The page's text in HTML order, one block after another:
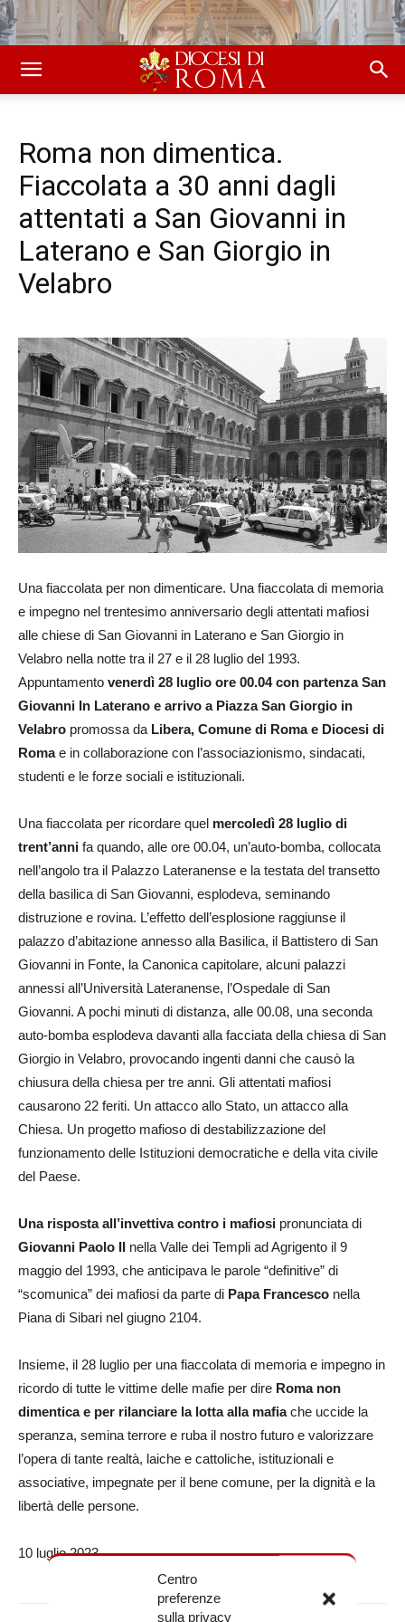
Centro
preferenze
sulla privacy
Roma non dimentica.
Fiaccolata a 30 anni dagli
attentati a San Giovanni in
Laterano e San Giorgio in
Velabro
Una fiaccolata per non dimenticare. Una fiaccolata di memoria
e impegno nel trentesimo anniversario degli attentati mafiosi
alle chiese di San Giovanni in Laterano e San Giorgio in
Velabro nella notte tra il 27 e il 28 luglio del 1993.
Appuntamento venerdì 28 luglio ore 00.04 con partenza San
Giovanni In Laterano e arrivo a Piazza San Giorgio in
Velabro promossa da Libera, Comune di Roma e Diocesi di
Romae in collaborazione con l’associazionismo, sindacati,
studenti e le forze sociali e istituzionali.
Una fiaccolata per ricordare quel mercoledì 28 luglio di
trent’anni fa quando, alle ore 00.04, un’auto-bomba, collocata
nell’angolo tra il Palazzo Lateranense e la testata del transetto
della basilica di San Giovanni, esplodeva, seminando
distruzione e rovina. L’effetto dell’esplosione raggiunse il
palazzo d’abitazione annesso alla Basilica, il Battistero di San
Giovanni in Fonte, la Canonica capitolare, alcuni palazzi
annessi all’Università Lateranense, l’Ospedale di San
Giovanni. A pochi minuti di distanza, alle 00.08, una seconda
auto-bomba esplodeva davanti alla facciata della chiesa di San
Giorgio in Velabro, provocando ingenti danni che causò la
chiusura della chiesa per tre anni. Gli attentati mafiosi
causarono 22 feriti. Un attacco allo Stato, un attacco alla
Chiesa. Un progetto mafioso di destabilizzazione del
funzionamento delle Istituzioni democratiche e della vita civile
del Paese.
Una risposta all’invettiva contro i mafiosi pronunciata di
Giovanni Paolo II nella Valle dei Templi ad Agrigento il 9
maggio del 1993, che anticipava le parole “definitive” di
“scomunica” dei mafiosi da parte di Papa Francesco nella
Piana di Sibari nel giugno 2104.
Insieme, il 28 luglio per una fiaccolata di memoria e impegno in
ricordo di tutte le vittime delle mafie per dire Roma non
dimentica e per rilanciare la lotta alla mafiache uccide la
speranza, semina terrore e ruba il nostro futuro e valorizzare
l’opera di tante realtà, laiche e cattoliche, istituzionali e
associative, impegnate per il bene comune, per la dignità e la
libertà delle persone.
10 luglio 2023